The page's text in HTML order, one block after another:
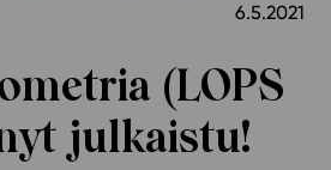
6.5.2021
(LOPS
julkaistu!